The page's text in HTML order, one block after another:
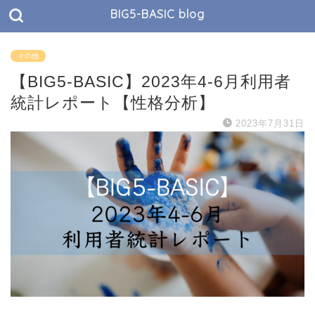
BIG5-BASIC blog
その他
【BIG5-BASIC】2023年4-6月利用者
統計レポート【性格分析】
2023年7月31日